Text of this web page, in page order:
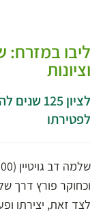
ליבו במזרח:
וציונות
לפטירתו
וכחוקר פורץ דרך
לצד זאת, יצירתו